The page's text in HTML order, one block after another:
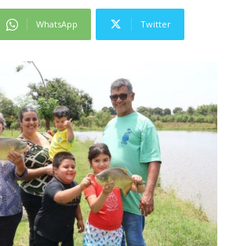
WhatsApp Twitter